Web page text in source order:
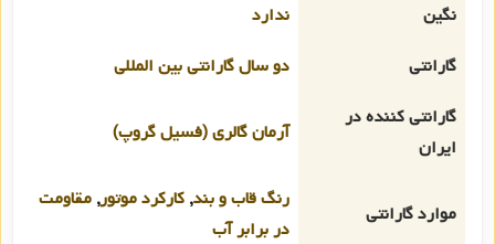
نگین
ندارد
گارانتی
دو سال گارانتی بین المللی
گارانتی کننده در
ایران
آرمان گالری (فسیل گروپ)
موارد گارانتی
رنگ قاب و بند, کارکرد موتور, مقاومت
در برابر آب